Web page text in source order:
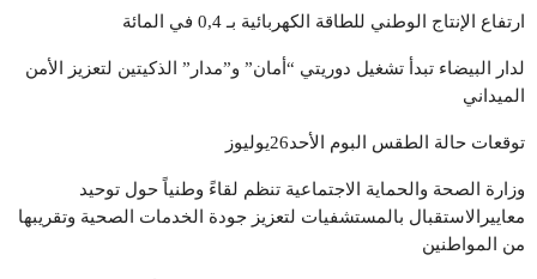
مجال."
ارتفاع الإنتاج الوطني للطاقة الكهربائية بـ 0,4 في المائة
لدار البيضاء تبدأ تشغيل دوريتي “أمان” و”مدار” الذكيتين لتعزيز الأمن
الميداني
توقعات حالة الطقس البوم الأحد26يوليوز
وزارة الصحة والحماية الاجتماعية تنظم لقاءً وطنياً حول توحيد
معاييرالاستقبال بالمستشفيات لتعزيز جودة الخدمات الصحية وتقريبها
من المواطنين